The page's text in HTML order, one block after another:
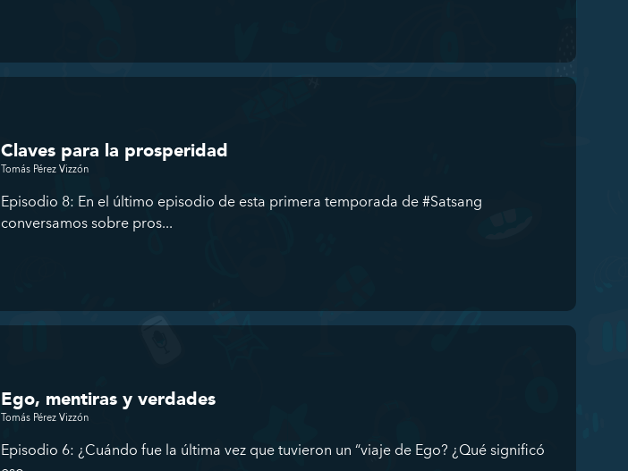
Claves para la prosperidad
Tomás Pérez Vizzón
Episodio 8: En el último episodio de esta primera temporada de #Satsang
conversamos sobre pros...
Ego, mentiras y verdades
Tomás Pérez Vizzón
Episodio 6: ¿Cuándo fue la última vez que tuvieron un “viaje de Ego? ¿Qué significó